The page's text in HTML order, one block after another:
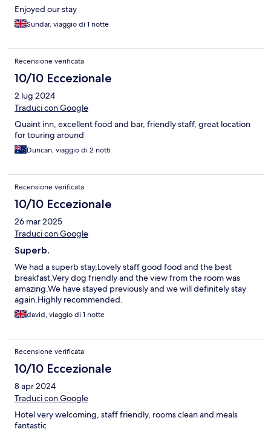
Enjoyed our stay
Sundar, viaggio di 1 notte
Recensione verificata
10/10 Eccezionale
2 lug 2024
Traduci con Google
Quaint inn, excellent food and bar, friendly staff, great location
for touring around
Duncan, viaggio di 2 notti
Recensione verificata
10/10 Eccezionale
26 mar 2025
Traduci con Google
Superb.
We had a superb stay,Lovely staff good food and the best
breakfast.Very dog friendly and the view from the room was
amazing.We have stayed previously and we will definitely stay
again.Highly recommended.
david, viaggio di 1 notte
Recensione verificata
10/10 Eccezionale
8 apr 2024
Traduci con Google
Hotel very welcoming, staff friendly, rooms clean and meals
fantastic